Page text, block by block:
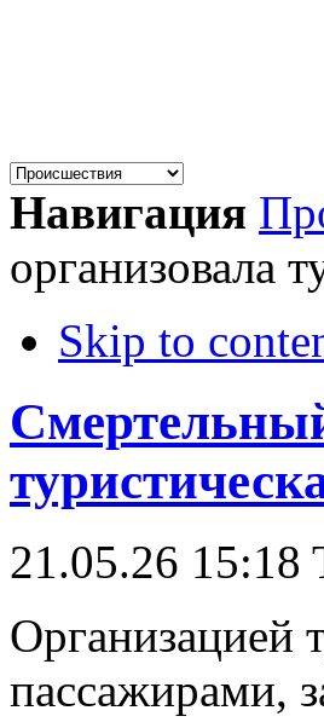
Навигация
организовала
Skip to
21.05.26 15:18
Организацией
пассажирами,